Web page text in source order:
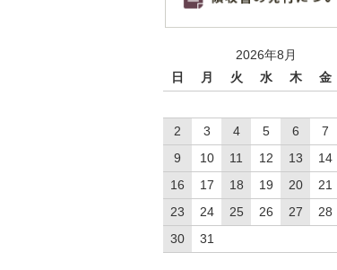
2026年8月
日
月 火 水 木 金
2
3 4 5 6 7
9
10 11 12 13 14
16
17 18 19 20 21
23
24 25 26 27 28
30
31